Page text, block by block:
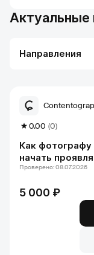
Актуальные
Направления
Как фотографу
начать
0.00 (0)
5 000 ₽
Проверено: 08.07.2026